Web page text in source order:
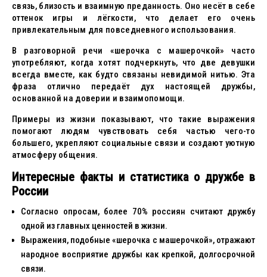
связь, близость и взаимную преданность. Оно несёт в себе
оттенок игры и лёгкости, что делает его очень
привлекательным для повседневного использования.
В разговорной речи «шерочка с машерочкой» часто
употребляют, когда хотят подчеркнуть, что две девушки
всегда вместе, как будто связаны невидимой нитью. Эта
фраза отлично передаёт дух настоящей дружбы,
основанной на доверии и взаимопомощи.
Примеры из жизни показывают, что такие выражения
помогают людям чувствовать себя частью чего-то
большего, укрепляют социальные связи и создают уютную
атмосферу общения.
Интересные факты и статистика о дружбе в
России
Согласно опросам, более 70% россиян считают дружбу
одной из главных ценностей в жизни.
Выражения, подобные «шерочка с машерочкой», отражают
народное восприятие дружбы как крепкой, долгосрочной
связи.